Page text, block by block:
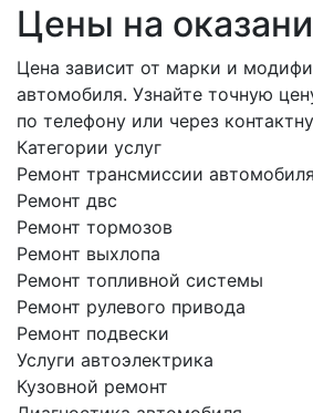
Цены на
Цена зависит от марки и
автомобиля. Узнайте точную
по телефону или через
Категории услуг
Ремонт трансмиссии автомобиля
Ремонт двс
Ремонт тормозов
Ремонт выхлопа
Ремонт топливной системы
Ремонт рулевого привода
Ремонт подвески
Услуги автоэлектрика
Кузовной ремонт